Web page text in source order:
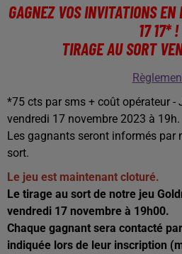
GAGNEZ VOS INVITATIONS
17 17* !
TIRAGE AU SORT
*75 cts par sms + coût opérateur -
vendredi 17 novembre 2023 à 19h.
Les gagnants seront informés par
sort.
Le jeu est maintenant cloturé.
Le tirage au sort de notre jeu
vendredi 17 novembre à 19h00.
Chaque gagnant sera contacté
indiquée lors de leur inscription